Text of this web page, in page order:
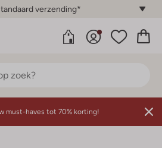
verzending*
must-haves tot 70% korting!